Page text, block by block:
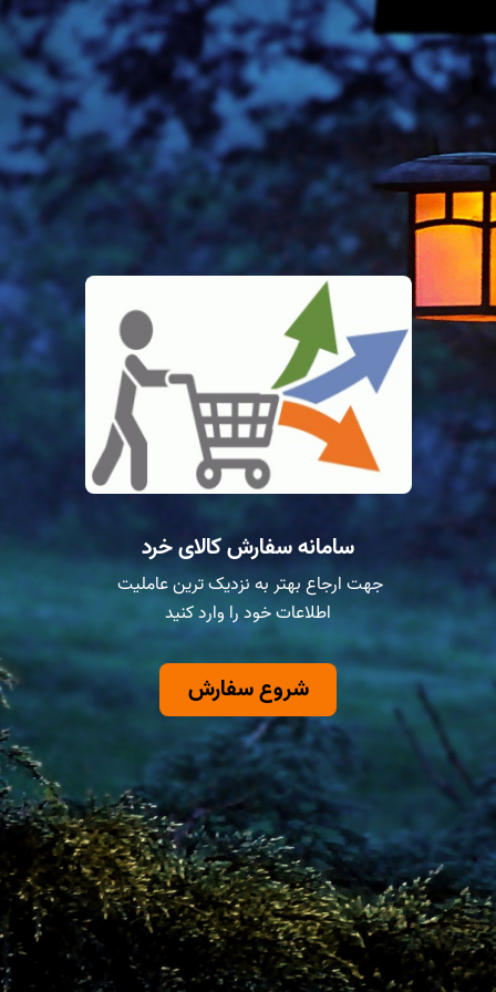
سامانه سفارش کالای خرد
جهت ارجاع بهتر به نزدیک ترین عاملیت
اطلاعات خود را وارد کنید
شروع سفارش